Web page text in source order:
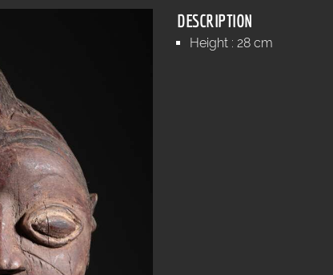
DESCRIPTION
Height : 28 cm